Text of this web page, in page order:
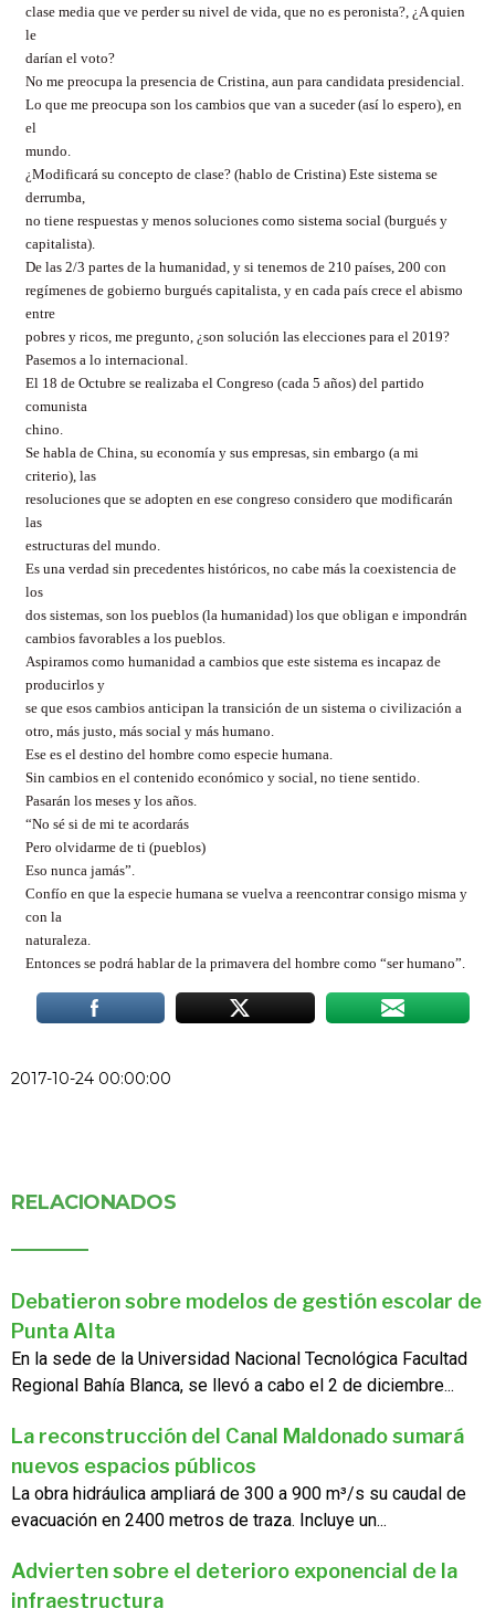
clase media que ve perder su nivel de vida, que no es peronista?, ¿A quien
le
darían el voto?
No me preocupa la presencia de Cristina, aun para candidata presidencial.
Lo que me preocupa son los cambios que van a suceder (así lo espero), en
el
mundo.
¿Modificará su concepto de clase? (hablo de Cristina) Este sistema se
derrumba,
no tiene respuestas y menos soluciones como sistema social (burgués y
capitalista).
De las 2/3 partes de la humanidad, y si tenemos de 210 países, 200 con
regímenes de gobierno burgués capitalista, y en cada país crece el abismo
entre
pobres y ricos, me pregunto, ¿son solución las elecciones para el 2019?
Pasemos a lo internacional.
El 18 de Octubre se realizaba el Congreso (cada 5 años) del partido
comunista
chino.
Se habla de China, su economía y sus empresas, sin embargo (a mi
criterio), las
resoluciones que se adopten en ese congreso considero que modificarán
las
estructuras del mundo.
Es una verdad sin precedentes históricos, no cabe más la coexistencia de
los
dos sistemas, son los pueblos (la humanidad) los que obligan e impondrán
cambios favorables a los pueblos.
Aspiramos como humanidad a cambios que este sistema es incapaz de
producirlos y
se que esos cambios anticipan la transición de un sistema o civilización a
otro, más justo, más social y más humano.
Ese es el destino del hombre como especie humana.
Sin cambios en el contenido económico y social, no tiene sentido.
Pasarán los meses y los años.
“No sé si de mi te acordarás
Pero olvidarme de ti (pueblos)
Eso nunca jamás”.
Confío en que la especie humana se vuelva a reencontrar consigo misma y
con la
naturaleza.
Entonces se podrá hablar de la primavera del hombre como “ser humano”.
2017-10-24 00:00:00
RELACIONADOS
Debatieron sobre modelos de gestión escolar de
Punta Alta
En la sede de la Universidad Nacional Tecnológica Facultad
Regional Bahía Blanca, se llevó a cabo el 2 de diciembre...
La reconstrucción del Canal Maldonado sumará
nuevos espacios públicos
La obra hidráulica ampliará de 300 a 900 m³/s su caudal de
evacuación en 2400 metros de traza. Incluye un...
Advierten sobre el deterioro exponencial de la
infraestructura